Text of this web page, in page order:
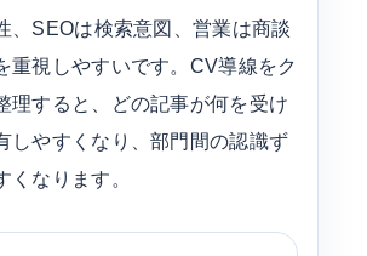
、SEOは検索意図、営業は商談
重視しやすいです。CV導線をク
理すると、どの記事が何を受け
しやすくなり、部門間の認識ず
くなります。